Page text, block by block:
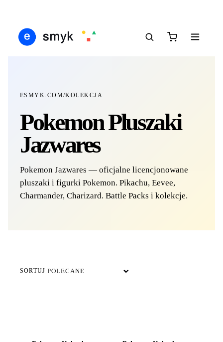
ESMYK.COM/KOLEKCJA
Pokemon Pluszaki
Jazwares
Pokemon Jazwares — oficjalne licencjonowane
pluszaki i figurki Pokemon. Pikachu, Eevee,
Charmander, Charizard. Battle Packs i kolekcje.
SORTUJ